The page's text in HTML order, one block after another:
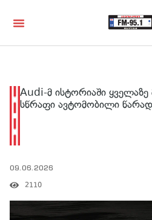
Audi-მ ისტორიაში
სწრაფი ავტომობილი
09.06.2026
2110